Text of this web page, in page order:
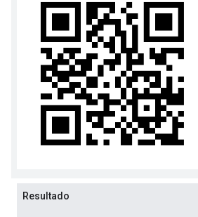
Resultado